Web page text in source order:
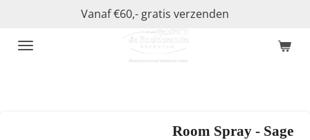
naar
Vanaf €60,- gratis verzenden
Room Spray - Sage